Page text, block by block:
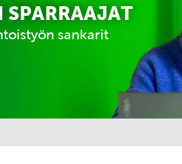
SPARRAAJAT
sankarit